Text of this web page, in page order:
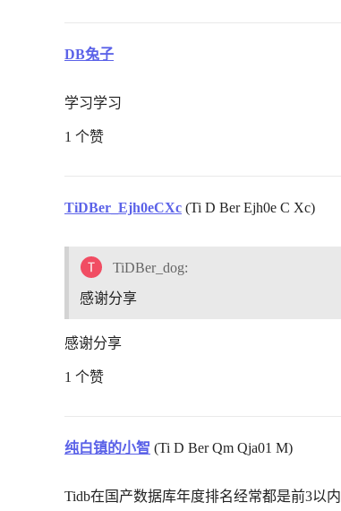
DB兔子
学习学习
1 个赞
TiDBer_Ejh0eCXc (Ti D Ber Ejh0e C Xc)
TiDBer_dog:
感谢分享
感谢分享
1 个赞
纯白镇的小智 (Ti D Ber Qm Qja01 M)
Tidb在国产数据库年度排名经常都是前3以内